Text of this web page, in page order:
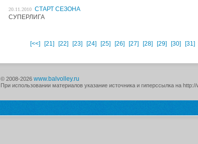
20.11.2010 СТАРТ СЕЗОНА
СУПЕРЛИГА
[<<] [21] [22] [23] [24] [25] [26] [27] [28] [29] [30] [31]
© 2008-2026 www.balvolley.ru
При использовании материалов указание источника и гиперссылка на